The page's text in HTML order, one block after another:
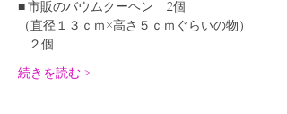
■ 市販のバウムクーヘン　2個
（直径１３ｃｍ×高さ５ｃｍぐらいの物）
２個
続きを読む >